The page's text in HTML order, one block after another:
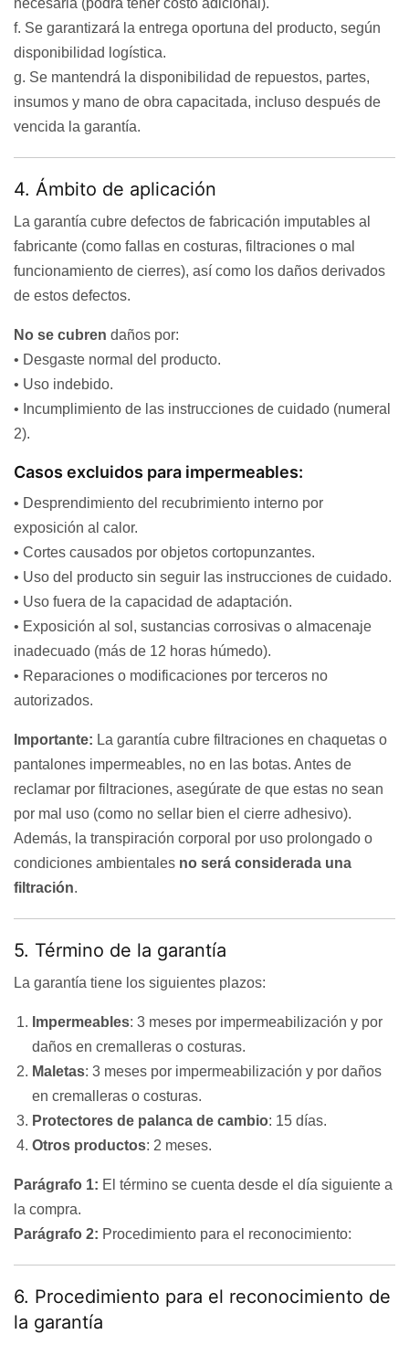
necesaria (podrá tener costo adicional).
f. Se garantizará la entrega oportuna del producto, según
disponibilidad logística.
g. Se mantendrá la disponibilidad de repuestos, partes,
insumos y mano de obra capacitada, incluso después de
vencida la garantía.
4. Ámbito de aplicación
La garantía cubre defectos de fabricación imputables al
fabricante (como fallas en costuras, filtraciones o mal
funcionamiento de cierres), así como los daños derivados
de estos defectos.
No se cubren daños por:
• Desgaste normal del producto.
• Uso indebido.
• Incumplimiento de las instrucciones de cuidado (numeral
2).
Casos excluidos para impermeables:
• Desprendimiento del recubrimiento interno por
exposición al calor.
• Cortes causados por objetos cortopunzantes.
• Uso del producto sin seguir las instrucciones de cuidado.
• Uso fuera de la capacidad de adaptación.
• Exposición al sol, sustancias corrosivas o almacenaje
inadecuado (más de 12 horas húmedo).
• Reparaciones o modificaciones por terceros no
autorizados.
Importante: La garantía cubre filtraciones en chaquetas o
pantalones impermeables, no en las botas. Antes de
reclamar por filtraciones, asegúrate de que estas no sean
por mal uso (como no sellar bien el cierre adhesivo).
Además, la transpiración corporal por uso prolongado o
condiciones ambientales no será considerada una
filtración.
5. Término de la garantía
La garantía tiene los siguientes plazos:
Impermeables: 3 meses por impermeabilización y por
daños en cremalleras o costuras.
Maletas: 3 meses por impermeabilización y por daños
en cremalleras o costuras.
Protectores de palanca de cambio: 15 días.
Otros productos: 2 meses.
Parágrafo 1: El término se cuenta desde el día siguiente a
la compra.
Parágrafo 2: Procedimiento para el reconocimiento:
6. Procedimiento para el reconocimiento de
la garantía